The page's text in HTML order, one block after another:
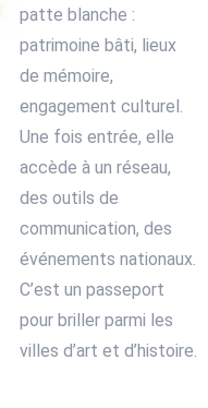
patte blanche :
patrimoine bâti, lieux
de mémoire,
engagement culturel.
Une fois entrée, elle
accède à un réseau,
des outils de
communication, des
événements nationaux.
C’est un passeport
pour briller parmi les
villes d’art et d’histoire.